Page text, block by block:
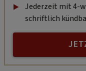
Jederzeit mit 4-
schriftlich